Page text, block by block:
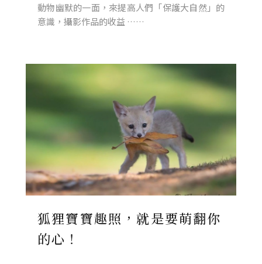
動物幽默的一面，來提高人們「保護大自然」的
意識，攝影作品的收益 ……
狐狸寶寶趣照，就是要萌翻你
的心！